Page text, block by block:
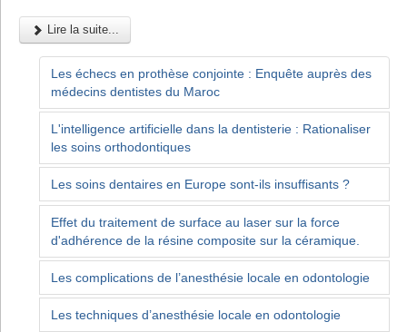
Lire la suite...
Les échecs en prothèse conjointe : Enquête auprès des
médecins dentistes du Maroc
L'intelligence artificielle dans la dentisterie : Rationaliser
les soins orthodontiques
Les soins dentaires en Europe sont-ils insuffisants ?
Effet du traitement de surface au laser sur la force
d'adhérence de la résine composite sur la céramique.
Les complications de l’anesthésie locale en odontologie
Les techniques d’anesthésie locale en odontologie